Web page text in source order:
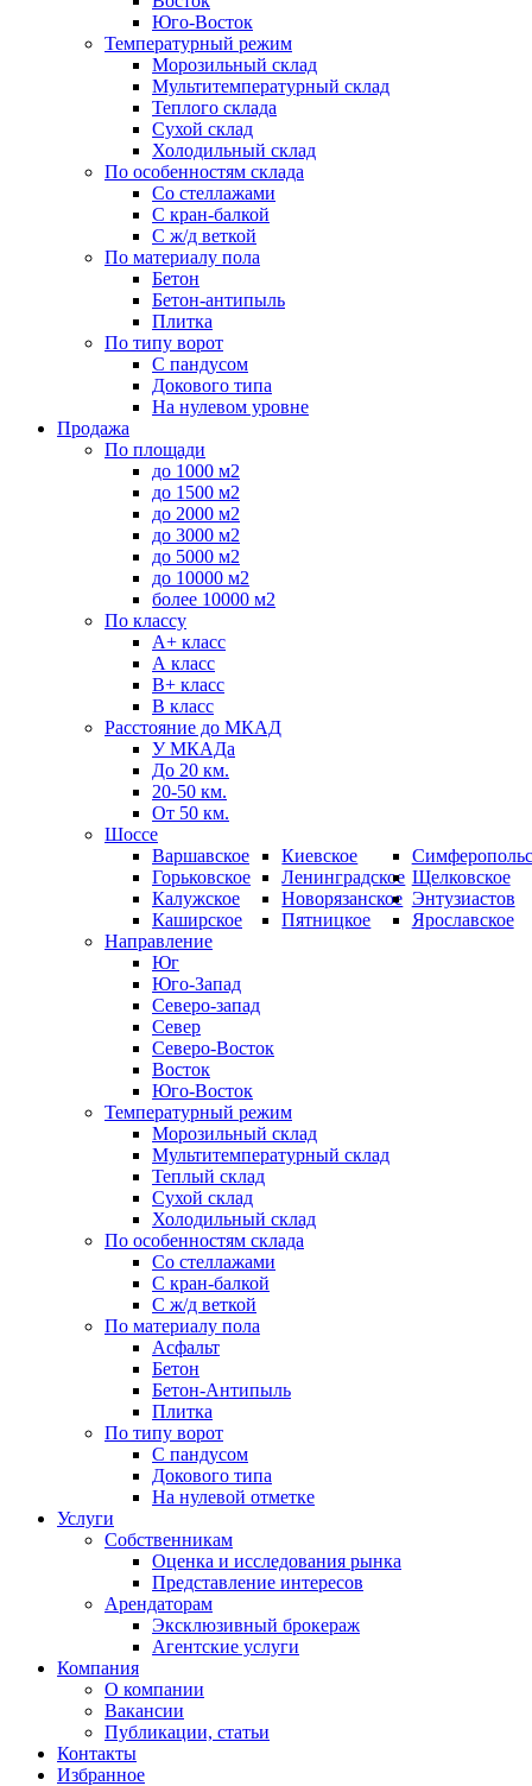
Юго-Восток
Температурный режим
Морозильный склад
Мультитемпературный склад
Теплого склада
Сухой склад
Холодильный склад
По особенностям склада
Со стеллажами
С кран-балкой
С ж/д веткой
По материалу пола
Бетон
Бетон-антипыль
Плитка
По типу ворот
С пандусом
Докового типа
На нулевом уровне
Продажа
По площади
до 1000 м2
до 1500 м2
до 2000 м2
до 3000 м2
до 5000 м2
до 10000 м2
более 10000 м2
По классу
A+ класс
А класс
В+ класс
B класс
Расстояние до МКАД
У МКАДа
До 20 км.
20-50 км.
От 50 км.
Шоссе
Варшавское
Горьковское
Калужское
Каширское
Киевское
Ленинградское
Новорязанское
Пятницкое
Щелковское
Энтузиастов
Ярославское
Направление
Юг
Юго-Запад
Северо-запад
Север
Северо-Восток
Восток
Юго-Восток
Температурный режим
Морозильный склад
Мультитемпературный склад
Теплый склад
Сухой склад
Холодильный склад
По особенностям склада
Со стеллажами
С кран-балкой
С ж/д веткой
По материалу пола
Асфальт
Бетон
Бетон-Антипыль
Плитка
По типу ворот
С пандусом
Докового типа
На нулевой отметке
Услуги
Собственникам
Оценка и исследования рынка
Представление интересов
Арендаторам
Эксклюзивный брокераж
Агентские услуги
Компания
О компании
Вакансии
Публикации, статьи
Контакты
Избранное